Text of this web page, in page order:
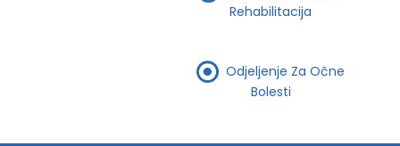
Rehabilitacija
Odjeljenje Za Očne
Bolesti